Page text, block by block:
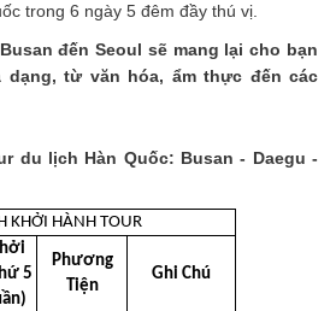
trong 6 ngày 5 đêm đầy thú vị.
đến Seoul sẽ mang lại cho bạn
dạng, từ văn hóa, ẩm thực đến các
du lịch Hàn Quốc: Busan - Daegu -
KHỞI HÀNH TOUR
5
Phương
Tiện
Ghi Chú